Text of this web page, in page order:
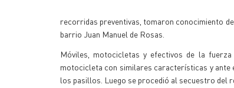
recorridas preventivas, tomaron conocimiento
barrio Juan Manuel de Rosas.
Móviles, motocicletas y efectivos de la
motocicleta con similares características y ante
los pasillos. Luego se procedió al secuestro del